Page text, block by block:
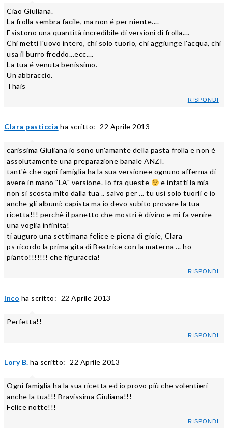
Ciao Giuliana.
La frolla sembra facile, ma non é per niente....
Esistono una quantità incredibile di versioni di frolla....
Chi metti l'uovo intero, chi solo tuorlo, chi aggiunge l'acqua, chi
usa il burro freddo...ecc....
La tua é venuta benissimo.
Un abbraccio.
Thais
RISPONDI
Clara pasticcia ha scritto: 22 Aprile 2013
carissima Giuliana io sono un'amante della pasta frolla e non è
assolutamente una preparazione banale ANZI.
tant'è che ogni famiglia ha la sua versionee ognuno afferma di
avere in mano "LA" versione. Io fra queste
e infatti la mia
non si scosta mlto dalla tua .. salvo per ... tu usi solo tuorli e io
anche gli albumi: capista ma io devo subito provare la tua
ricetta!!! perchè il panetto che mostri è divino e mi fa venire
una voglia infinita!
ti auguro una settimana felice e piena di gioie, Clara
ps ricordo la prima gita di Beatrice con la materna ... ho
pianto!!!!!!! che figuraccia!
RISPONDI
Inco ha scritto: 22 Aprile 2013
Perfetta!!
RISPONDI
Lory B. ha scritto: 22 Aprile 2013
Ogni famiglia ha la sua ricetta ed io provo più che volentieri
anche la tua!!! Bravissima Giuliana!!!
Felice notte!!!
RISPONDI